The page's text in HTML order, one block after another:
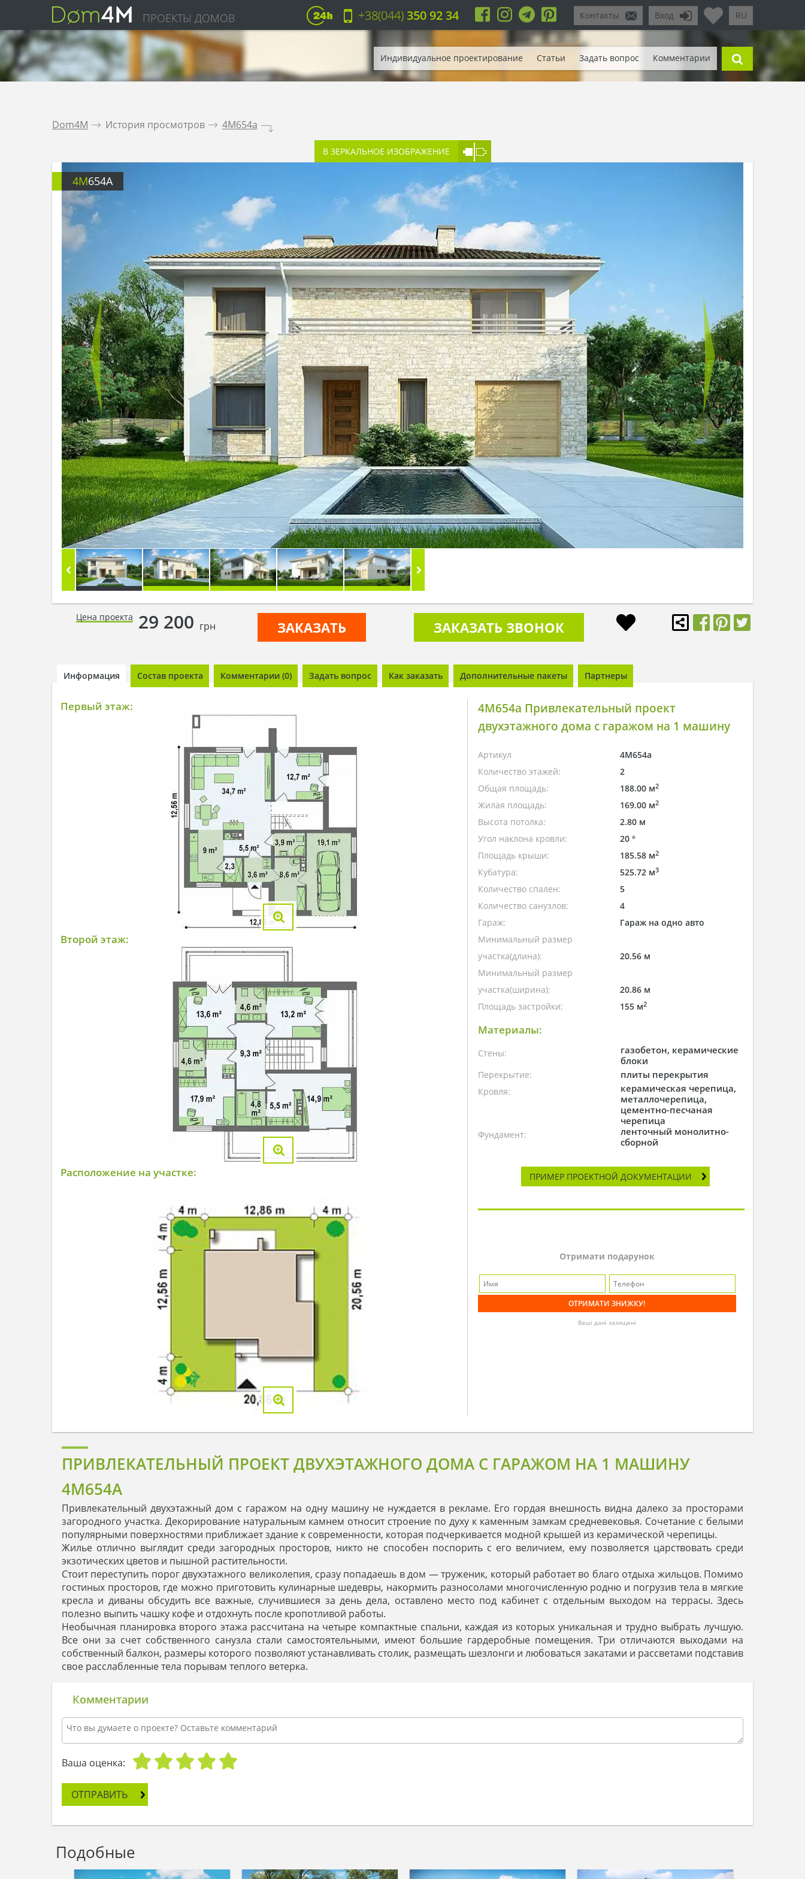
ПРОЕКТЫ ДОМОВ RU
Вход
Контакты
+38(044)350 92 34
Индивидуальное проектирование Статьи Задать вопрос Комментарии
Dom4M . История просмотров . 4M654a .
В ЗЕРКАЛЬНОЕ ИЗОБРАЖЕНИЕ
4M654A
Цена проекта 29 200 грн ЗАКАЗАТЬ ЗАКАЗАТЬ ЗВОНОК
Информация Состав проекта Комментарии (0) Задать вопрос Как заказать Дополнительные пакеты Партнеры
Первый этаж:
Второй этаж:
Расположение на участке:
4M654a Привлекательный проект
двухэтажного дома с гаражом на 1 машину
Артикул
4M654a
Количество этажей:
2
Общая площадь:
188.00 м2
Жилая площадь: 169.00 м2
Высота потолка:
2.80 м
Угол наклона кровли:
20 °
Площадь крыши:
185.58 м2
Кубатура: 525.72 м3
Количество спален:
5
Количество санузлов:
4
Гараж:
Гараж на одно авто
Минимальный размер
участка(длина):
20.56 м
Минимальный размер
участка(ширина):
20.86 м
Площадь застройки:
155 м2
Материалы:
Стены:
газобетон, керамические
блоки
Перекрытие: плиты перекрытия
Кровля:
керамическая черепица,
металлочерепица,
цементно-песчаная
черепица
Фундамент:
ленточный монолитно-
сборной
ПРИМЕР ПРОЕКТНОЙ ДОКУМЕНТАЦИИ
Отримати подарунок
Ваші дані захищені
ПРИВЛЕКАТЕЛЬНЫЙ ПРОЕКТ ДВУХЭТАЖНОГО ДОМА С ГАРАЖОМ НА 1 МАШИНУ
4M654A
Привлекательный двухэтажный дом с гаражом на одну машину не нуждается в рекламе. Его гордая внешность видна далеко за просторами
загородного участка. Декорирование натуральным камнем относит строение по духу к каменным замкам средневековья. Сочетание с белыми
популярными поверхностями приближает здание к современности, которая подчеркивается модной крышей из керамической черепицы.
Жилье отлично выглядит среди загородных просторов, никто не способен поспорить с его величием, ему позволяется царствовать среди
экзотических цветов и пышной растительности.
Стоит переступить порог двухэтажного великолепия, сразу попадаешь в дом — труженик, который работает во благо отдыха жильцов. Помимо
гостиных просторов, где можно приготовить кулинарные шедевры, накормить разносолами многочисленную родню и погрузив тела в мягкие
кресла и диваны обсудить все важные, случившиеся за день дела, оставлено место под кабинет с отдельным выходом на террасы. Здесь
полезно выпить чашку кофе и отдохнуть после кропотливой работы.
Необычная планировка второго этажа рассчитана на четыре компактные спальни, каждая из которых уникальная и трудно выбрать лучшую.
Все они за счет собственного санузла стали самостоятельными, имеют большие гардеробные помещения. Три отличаются выходами на
собственный балкон, размеры которого позволяют устанавливать столик, размещать шезлонги и любоваться закатами и рассветами подставив
свое расслабленные тела порывам теплого ветерка.
Комментарии
Ваша оценка:
ОТПРАВИТЬ
Подобные